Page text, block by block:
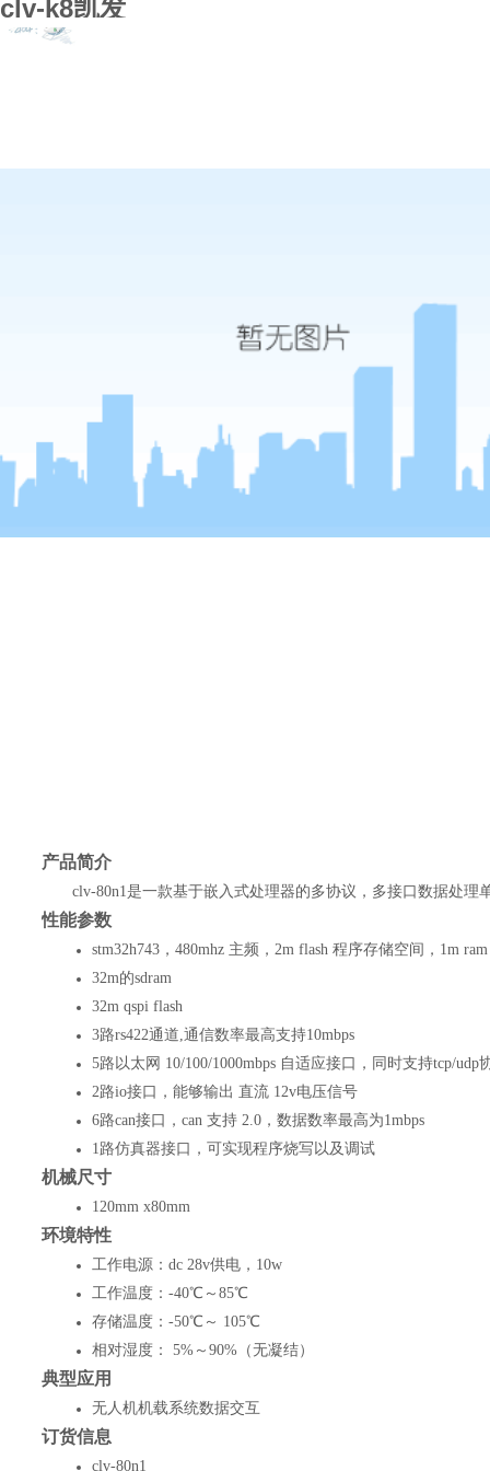
clv-k8凯发
产品简介
clv-80n1是一款基于嵌入式处理器的多协议，多接口数据处理
性能参数
stm32h743，480mhz 主频，2m flash 程序存储空间，1m
32m的sdram
32m qspi flash
3路rs422通道,通信数率最高支持10mbps
5路 以太网 10/100/1000mbps 自适应接口，同时支持tcp/udp
2路io接口，能够输出 直流 12v电压信号
6路can接口，can 支持 2.0，数据数率最高为1mbps
1路仿真器接口，可实现程序烧写以及调试
机械尺寸
120mm x80mm
环境特性
工作电源： dc 28v供电，10w
工作温度： -40℃～85℃
存储温度： -50℃～ 105℃
相对湿度：
5%～90%（无凝结）
典型应用
无人机机载系统数据交互
订货信息
clv-80n1